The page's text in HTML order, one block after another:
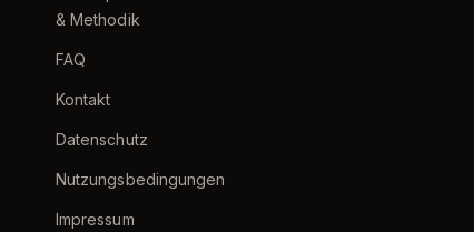
& Methodik
FAQ
Kontakt
Datenschutz
Nutzungsbedingungen
Impressum